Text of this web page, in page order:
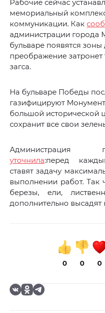
Рабочие сейчас
мемориальный
коммуникации. Как
администрации города
бульваре появятся зоны
преображение
загса.
На бульваре Победы
газифицируют
большой исторической
сохранит все свои
Администрация
уточнила:перед
ставят задачу
выполнении работ. Так
березы, ели,
дополнительно
0 0 0